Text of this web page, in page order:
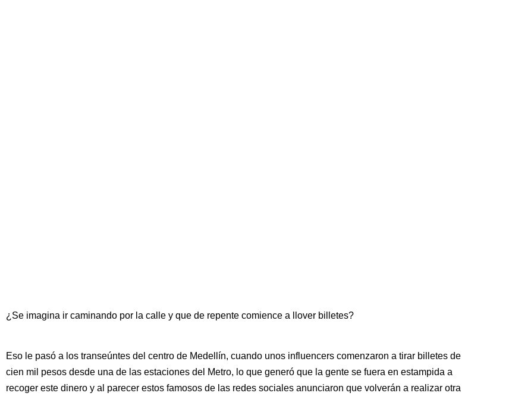
¿Se imagina ir caminando por la calle y que de repente comience a llover billetes?
Eso le pasó a los transeúntes del centro de Medellín, cuando unos influencers comenzaron a tirar billetes de
cien mil pesos desde una de las estaciones del Metro, lo que generó que la gente se fuera en estampida a
recoger este dinero y al parecer estos famosos de las redes sociales anunciaron que volverán a realizar otra